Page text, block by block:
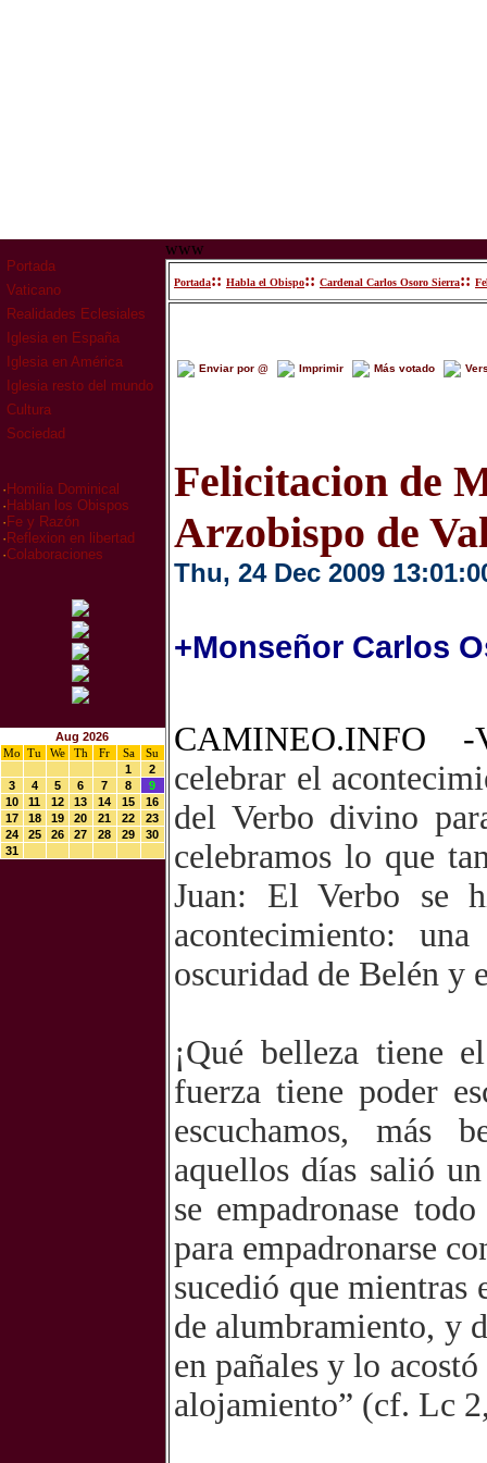
Portada
Vaticano
Realidades Eclesiales
Iglesia en España
Iglesia en América
Iglesia resto del mundo
Cultura
Sociedad
· Homilia Dominical
· Hablan los Obispos
· Fe y Razón
· Reflexion en libertad
·Colaboraciones
Aug 2026
Mo
Tu We Th Fr Sa
Su
1
2
3
4 5 6 7 8
9
10
11 12 13 14 15
16
17
18 19 20 21 22
23
24
25 26 27 28 29
30
31
www
Portada:: Habla el Obispo:: Cardenal Carlos Osoro Sierra::
Enviar por @ Imprimir Más votado
Felicitacion de
Arzobispo de
Thu, 24 Dec 2009
+Monseñor Carlos
CAMINEO.INFO -
celebrar el
del Verbo divino
celebramos lo que
Juan: El Verbo se
acontecimiento:
oscuridad de Belén y
¡Qué belleza tiene
fuerza tiene poder
escuchamos, más
aquellos días salió
se empadronase
para empadronarse
sucedió que mientras
de alumbramiento, y
en pañales y lo
alojamiento” (cf. Lc